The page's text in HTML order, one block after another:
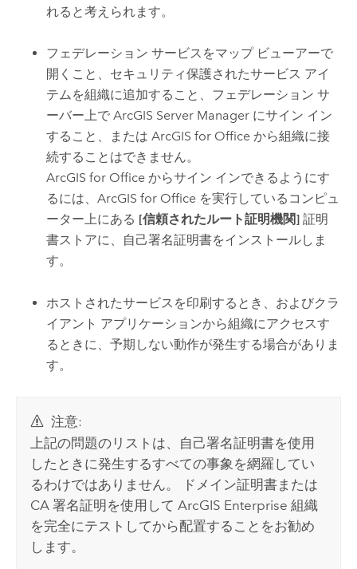
れると考えられます。
フェデレーション サービスをマップ ビューアーで
開くこと、セキュリティ保護されたサービス アイ
テムを組織に追加すること、フェデレーション サ
ーバー上でArcGIS Server Manager にサイン イン
すること、またはArcGIS for Office から組織に接
続することはできません。
ArcGIS for Office からサイン インできるようにす
るには、ArcGIS for Office を実行しているコンピュ
ーター上にある [信頼されたルート証明機関] 証明
書ストアに、自己署名証明書をインストールしま
す。
ホストされたサービスを印刷するとき、およびクラ
イアント アプリケーションから組織にアクセスす
るときに、予期しない動作が発生する場合がありま
す。
注意:
上記の問題のリストは、自己署名証明書を使用
したときに発生するすべての事象を網羅してい
るわけではありません。 ドメイン証明書または
CA 署名証明を使用してArcGIS Enterprise 組織
を完全にテストしてから配置することをお勧め
します。